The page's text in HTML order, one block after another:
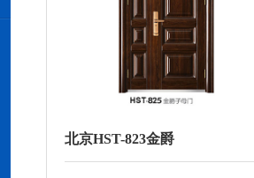
北京HST-823金爵